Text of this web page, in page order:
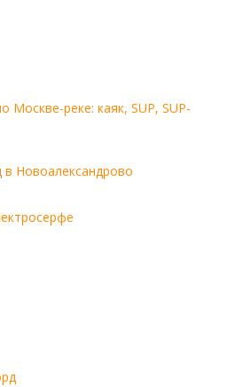
Москве-реке: каяк, SUP, SUP-
Новоалександрово